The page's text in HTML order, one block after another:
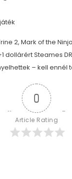
2, Mark of the
dollárért Steames
– kell ennél
0
Article Rating